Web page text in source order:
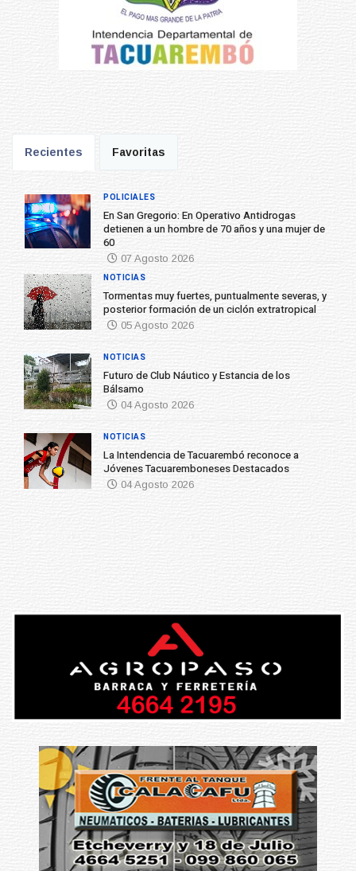
Recientes Favoritas
En San Gregorio: En Operativo Antidrogas
detienen a un hombre de 70 años y una mujer de
60
07 Agosto 2026
POLICIALES
Tormentas muy fuertes, puntualmente severas, y
posterior formación de un ciclón extratropical
05 Agosto 2026
NOTICIAS
Futuro de Club Náutico y Estancia de los
Bálsamo
04 Agosto 2026
NOTICIAS
La Intendencia de Tacuarembó reconoce a
Jóvenes Tacuaremboneses Destacados
04 Agosto 2026
NOTICIAS